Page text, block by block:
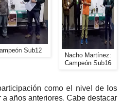
Sub12
Nacho Martínez:
Campeón Sub16
como el nivel de los
años anteriores. Cabe destacar